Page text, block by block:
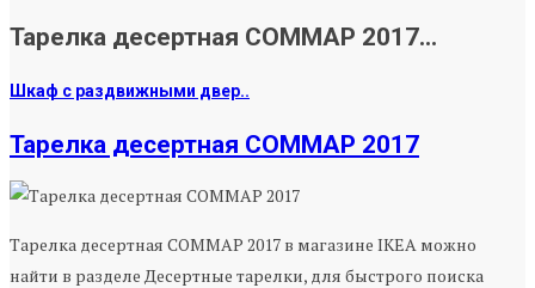
Тарелка десертная СОММАР 2017...
Шкаф с раздвижными двер..
Тарелка десертная СОММАР 2017
Тарелка десертная СОММАР 2017 в магазине IKEA можно
найти в разделе Десертные тарелки, для быстрого поиска